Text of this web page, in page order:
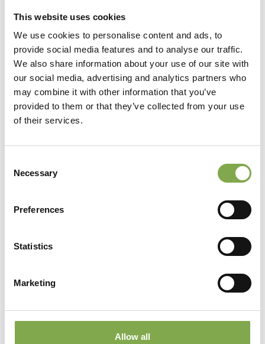
This website uses cookies
We use cookies to personalise content and ads, to
provide social media features and to analyse our traffic.
We also share information about your use of our site with
our social media, advertising and analytics partners who
may combine it with other information that you’ve
provided to them or that they’ve collected from your use
of their services.
Selection
Necessary
Preferences
Statistics
Marketing
Allow all
Cattleya a fiore giallo con labello porpora – Foto
casa?
Le orchidee vanno collocate in un ambiente
luminoso, vicino a una finestra ma protette dal
sole diretto. L’esposizione ideale è a est o
, mentre a sud è necessaria una